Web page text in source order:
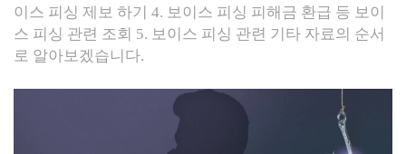
이스 피싱 제보 하기 4. 보이스 피싱 피해금 환급 등 보이
스 피싱 관련 조회 5. 보이스 피싱 관련 기타 자료의 순서
로 알아보겠습니다.